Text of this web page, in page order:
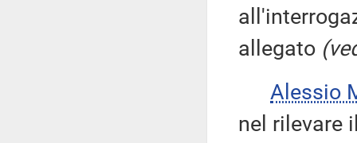
allegato
Alessio
nel rilevare